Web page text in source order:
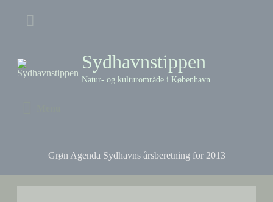
Above
Sydhavnstippen
Natur- og kulturområde i København
Grøn Agenda Sydhavns årsberetning for 2013